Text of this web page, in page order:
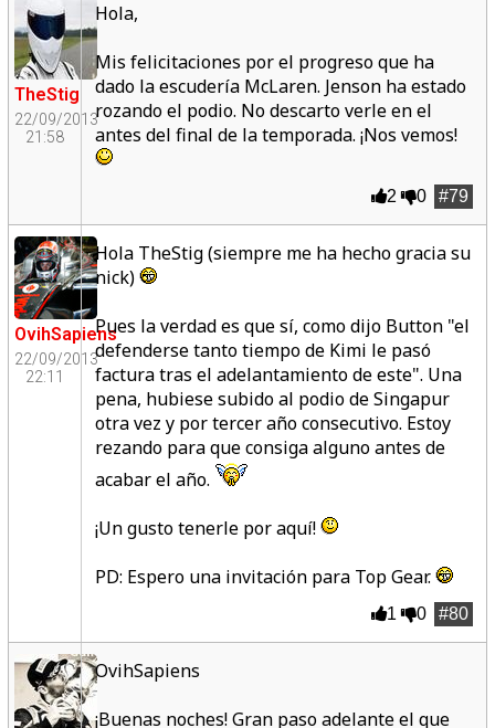
TheStig
22/09/2013
21:58
Hola,
Mis felicitaciones por el progreso que ha
dado la escudería McLaren. Jenson ha estado
rozando el podio. No descarto verle en el
antes del final de la temporada. ¡Nos vemos!
#79
2 0
OvihSapiens
22/09/2013
22:11
Hola TheStig (siempre me ha hecho gracia su
nick)
Pues la verdad es que sí, como dijo Button "el
defenderse tanto tiempo de Kimi le pasó
factura tras el adelantamiento de este". Una
pena, hubiese subido al podio de Singapur
otra vez y por tercer año consecutivo. Estoy
rezando para que consiga alguno antes de
acabar el año.
¡Un gusto tenerle por aquí!
PD: Espero una invitación para Top Gear.
#80
1 0
OvihSapiens
¡Buenas noches! Gran paso adelante el que